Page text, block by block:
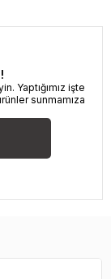
Yaptığımız işte
sunmamıza